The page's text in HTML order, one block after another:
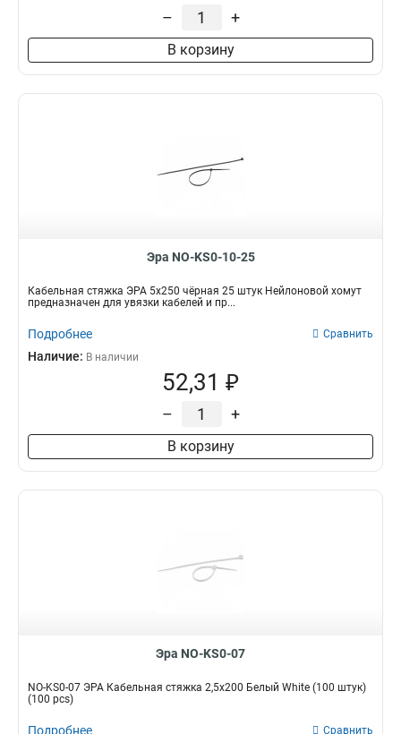
– +
В корзину
Эра NO-KS0-10-25
Кабельная стяжка ЭРА 5x250 чёрная 25 штук Нейлоновой хомут
предназначен для увязки кабелей и пр...
Подробнее Сравнить
Наличие: В наличии
52,31 ₽
– +
В корзину
Эра NO-KS0-07
NO-KS0-07 ЭРА Кабельная стяжка 2,5х200 Белый White (100 штук)
(100 pcs)
Подробнее Сравнить